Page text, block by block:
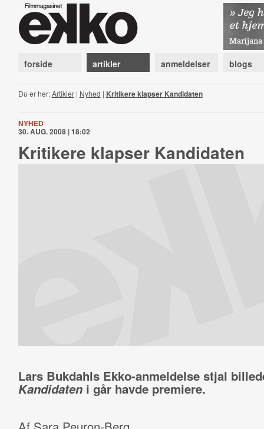
forside artikler anmeldelser blogs
Du er her:Artikler| Nyhed | Kritikere klapser Kandidaten
NYHED
30. AUG. 2008 | 18:02
Kritikere klapser Kandidaten
Lars Bukdahls Ekko-anmeldelse stjal
Kandidateni går havde premiere.